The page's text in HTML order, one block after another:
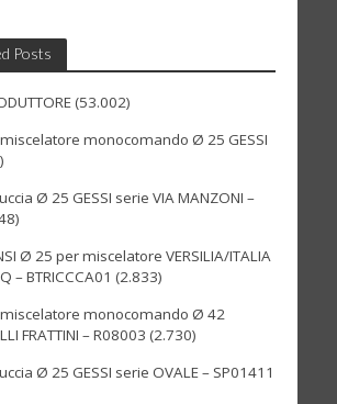
Posts
(53.002)
monocomando Ø 25 GESSI
Ø 25 GESSI serie VIA MANZONI –
Ø 25 per miscelatore VERSILIA/ITALIA
– BTRICCCA01 (2.833)
monocomando Ø 42
FRATTINI – R08003 (2.730)
Ø 25 GESSI serie OVALE – SP01411